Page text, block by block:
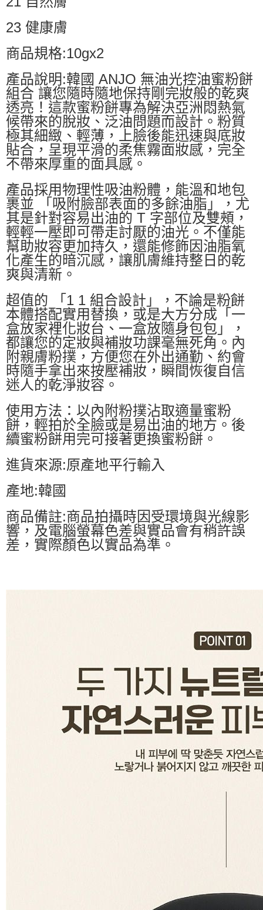
23 健康膚
商品規格:10gx2
產品說明:韓國 ANJO 無油光控油蜜粉餅
組合 讓您隨時隨地保持剛完妝般的乾爽
透亮！這款蜜粉餅專為解決亞洲悶熱氣
候帶來的脫妝、泛油問題而設計。粉質
極其細緻、輕薄，上臉後能迅速與底妝
貼合，呈現平滑的柔焦霧面妝感，完全
不帶來厚重的面具感。
產品採用物理性吸油粉體，能溫和地包
裹並 「吸附臉部表面的多餘油脂」，尤
其是針對容易出油的 T 字部位及雙頰，
輕輕一壓即可帶走討厭的油光。不僅能
幫助妝容更加持久，還能修飾因油脂氧
化產生的暗沉感，讓肌膚維持整日的乾
爽與清新。
超值的 「1 1 組合設計」，不論是粉餅
本體搭配實用替換，或是大方分成「一
盒放家裡化妝台、一盒放隨身包包」，
都讓您的定妝與補妝功課毫無死角。內
附親膚粉撲，方便您在外出通勤、約會
時隨手拿出來按壓補妝，瞬間恢復自信
迷人的乾淨妝容。
使用方法：以內附粉撲沾取適量蜜粉
餅，輕拍於全臉或是易出油的地方。後
續蜜粉餅用完可接著更換蜜粉餅。
進貨來源:原產地平行輸入
產地:韓國
商品備註:商品拍攝時因受環境與光線影
響，及電腦螢幕色差與實品會有稍許誤
差，實際顏色以實品為準。